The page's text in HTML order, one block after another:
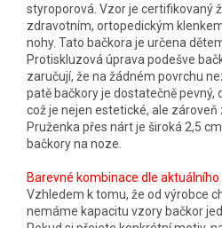
styroporová. Vzor je certifikovaný
zdravotním, ortopedickým
nohy. Tato bačkora je určena
Protiskluzová úprava podešve
zaručují, že na žádném povrchu
patě bačkory je dostatečně pevný,
což je nejen estetické, ale
Pruženka přes nárt je široká 2,5
bačkory na noze.
Barevné kombinace dle aktuálního
Vzhledem k tomu, že od výrobce
nemáme kapacitu vzory bačkor